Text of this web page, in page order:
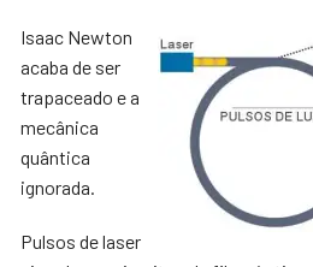
Isaac Newton
acaba de ser
trapaceado e a
mecânica
quântica
ignorada.
Pulsos de laser